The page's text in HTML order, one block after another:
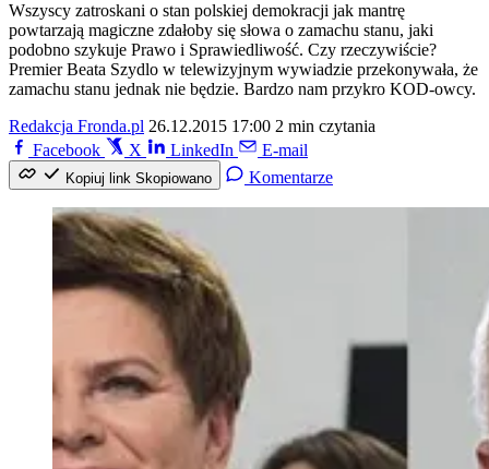
Wszyscy zatroskani o stan polskiej demokracji jak mantrę
powtarzają magiczne zdałoby się słowa o zamachu stanu, jaki
podobno szykuje Prawo i Sprawiedliwość. Czy rzeczywiście?
Premier Beata Szydlo w telewizyjnym wywiadzie przekonywała, że
zamachu stanu jednak nie będzie. Bardzo nam przykro KOD-owcy.
Redakcja Fronda.pl 26.12.2015 17:00 2 min czytania
Facebook
X LinkedIn E-mail
Kopiuj link Skopiowano Komentarze